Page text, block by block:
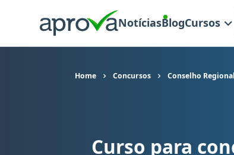
NotíciasBlogCursos
Home Concursos Conselho
Curso para concurso CRMV DF -
Curso para